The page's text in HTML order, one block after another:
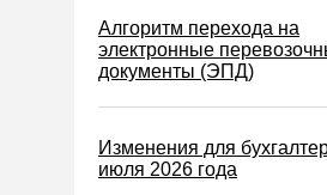
Статистика
Самозанятые
Банк
Онлайн-кассы ККТ
Алгоритм перехода на
электронные
документы (ЭПД)
Изменения для
июля 2026 года